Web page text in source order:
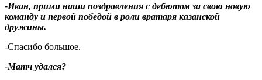
-Иван, прими наши поздравления с дебютом за свою новую
команду и первой победой в роли вратаря казанской
дружины.
-Спасибо большое.
-Матч удался?